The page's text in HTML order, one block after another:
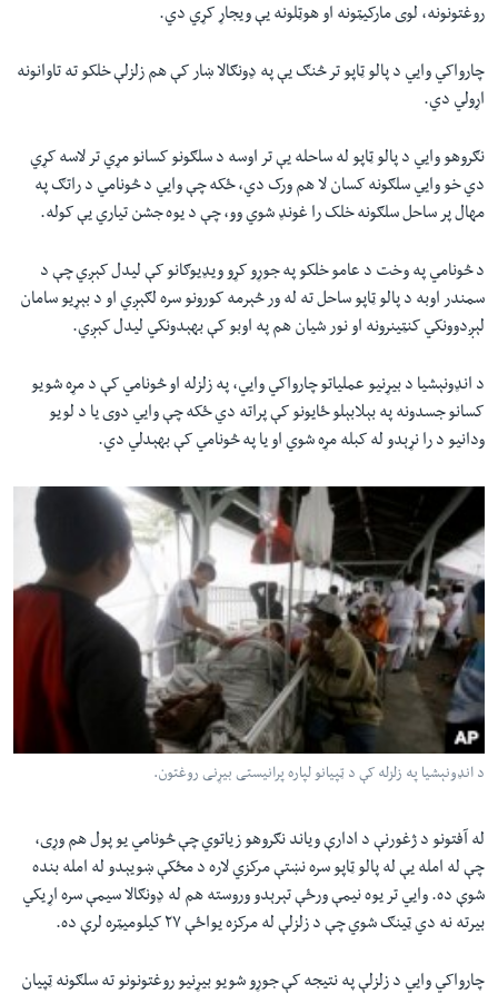
روغتونونه، لوی مارکیټونه او هوټلونه یې ویجاړ کړي دي.
چارواکي وایي د پالو ټاپو تر څنګ یې په ډونګالا ښار کې هم زلزلې خلکو ته تاوانونه
اړولي دي.
نګروهو وایي د پالو ټاپو له ساحله یې تر اوسه د سلګونو کسانو مړي تر لاسه کړي
دي خو وایي سلګونه کسان لا هم ورک دي، ځکه چې وایي د څونامي د راتګ په
مهال پر ساحل سلګونه خلک را غونډ شوي وو، چې د یوه جشن تیاري یې کوله.
د څونامي په وخت د عامو خلکو په جوړو کړو ویډیوګانو کې لیدل کېږي چې د
سمندر اوبه د پالو ټاپو ساحل ته له ور څېرمه کورونو سره لګېږي او د بېړیو سامان
لېږدوونکي کنټینرونه او نور شیان هم په اوبو کې بهېدونکي لیدل کېږي.
د انډونېشیا د بیړنیو عملیاتو چارواکي وایي، په زلزله او څونامي کې د مړه شویو
کسانو جسدونه په بېلابېلو ځایونو کې پراته دي ځکه چې وایي دوی یا د لویو
ودانیو د را نړېدو له کبله مړه شوي او یا په څونامي کې بهېدلي دي.
د انډونېشیا په زلزله کې د ټپیانو لپاره پرانیستی بیړنی روغتون.
له آفتونو د ژغورنې د ادارې ویاند نګروهو زیاتوي چې څونامي یو پول هم وړی،
چې له امله یې له پالو ټاپو سره نښتې مرکزي لاره د مځکې ښویېدو له امله بنده
شوې ده. وایي تر یوه نیمې ورځې تېرېدو وروسته هم له ډونګالا سیمې سره اړیکي
بیرته نه دي ټینګ شوي چې د زلزلې له مرکزه یواځې ۲۷ کیلومیټره لرې ده.
چارواکي وایي د زلزلې په نتیجه کې جوړو شویو بیړنیو روغتونونو ته سلګونه ټپیان